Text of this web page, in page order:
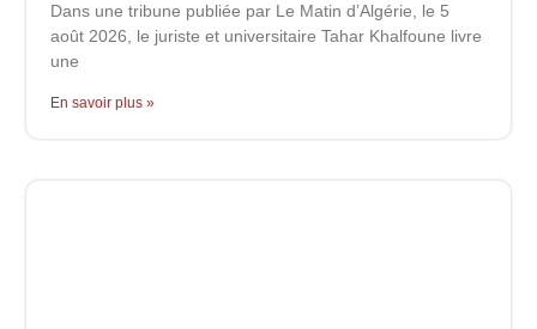
Dans une tribune publiée par Le Matin d’Algérie, le 5
août 2026, le juriste et universitaire Tahar Khalfoune livre
une
En savoir plus »